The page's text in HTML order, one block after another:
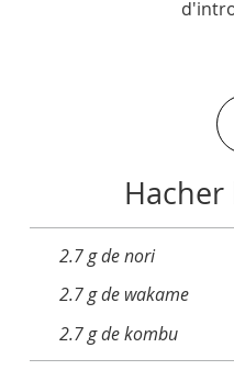
Hacher
2.7 g de nori
2.7 g de wakame
2.7 g de kombu